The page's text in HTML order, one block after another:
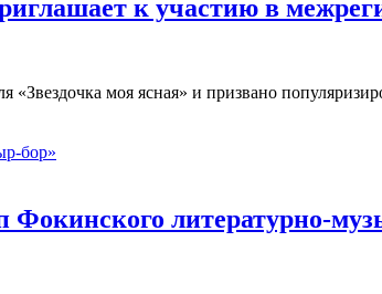
к участию в
моя ясная» и призвано
бор»
литературно-